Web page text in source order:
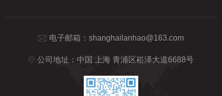
电子邮箱： shanghailanhao@163.com
公司地址：中国 上海 青浦区崧泽大道6688号